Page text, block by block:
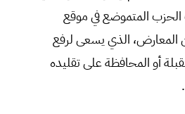
المتموضع في موقع
المعارض، الذي يسعى لرفع
أو المحافظة على تقليده